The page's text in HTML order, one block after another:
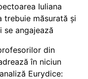
Iuliana
trebuie măsurată și
se angajează
din
în niciun
Eurydice: